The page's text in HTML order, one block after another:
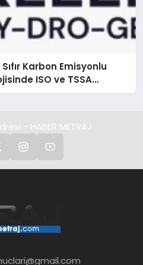
Karbon Emisyonlu
ISO ve TSSA
- HABER METRAJ